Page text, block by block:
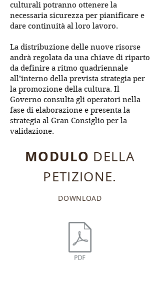
culturali potranno ottenere la
necessaria sicurezza per pianificare e
dare continuità al loro lavoro.
La distribuzione delle nuove risorse
andrà regolata da una chiave di riparto
da definire a ritmo quadriennale
all’interno della prevista strategia per
la promozione della cultura. Il
Governo consulta gli operatori nella
fase di elaborazione e presenta la
strategia al Gran Consiglio per la
validazione.
MODULO DELLA
PETIZIONE.
DOWNLOAD